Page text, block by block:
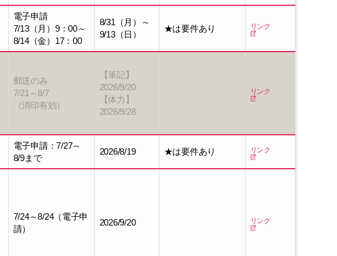
電子申請
7/13（月）9：00～
8/14（金）17：00
8/31（月）～
9/13（日）
★は要件あり リンク
郵送のみ
7/21～8/7
（消印有効）
【筆記】
2026/9/20
【体力】
2026/9/28
リンク
電子申請：7/27～
8/9まで
2026/8/19 ★は要件あり リンク
7/24～8/24（電子申
請）
2026/9/20 リンク